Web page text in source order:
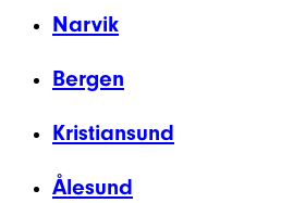
Narvik
Bergen
Kristiansund
Ålesund